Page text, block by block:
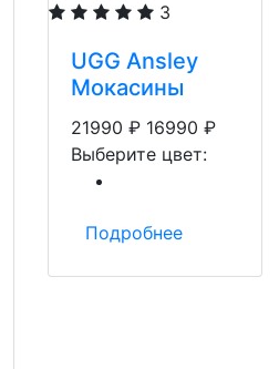
3
UGG Ansley
Мокасины
21990 ₽ 16990 ₽
Выберите цвет:
Подробнее